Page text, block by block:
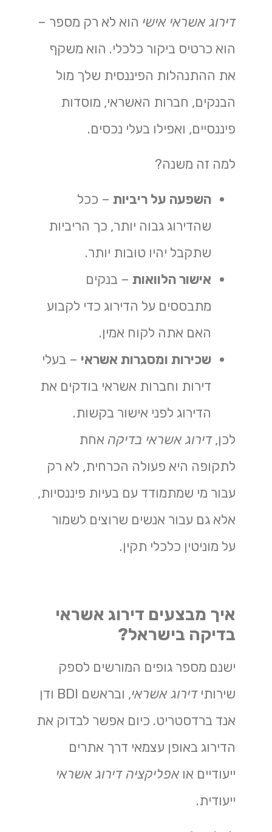
דירוג אשראי אישי הוא לא רק מספר –
הוא כרטיס ביקור כלכלי. הוא משקף
את ההתנהלות הפיננסית שלך מול
הבנקים, חברות האשראי, מוסדות
פיננסיים, ואפילו בעלי נכסים.
למה זה משנה?
השפעה על ריביות – ככל
שהדירוג גבוה יותר, כך הריביות
שתקבל יהיו טובות יותר.
אישור הלוואות – בנקים
מתבססים על הדירוג כדי לקבוע
האם אתה לקוח אמין.
שכירות ומסגרות אשראי – בעלי
דירות וחברות אשראי בודקים את
הדירוג לפני אישור בקשות.
לכן,דירוג אשראי בדיקה אחת
לתקופה היא פעולה הכרחית, לא רק
עבור מי שמתמודד עם בעיות פיננסיות,
אלא גם עבור אנשים שרוצים לשמור
על מוניטין כלכלי תקין.
איך מבצעים דירוג אשראי
בדיקה בישראל?
ישנם מספר גופים המורשים לספק
שירותידירוג אשראי
, ובראשם BDI ודן
אנד ברדסטריט. כיום אפשר לבדוק את
הדירוג באופן עצמאי דרך אתרים
ייעודיים או אפליקציה דירוג אשראי
ייעודית.